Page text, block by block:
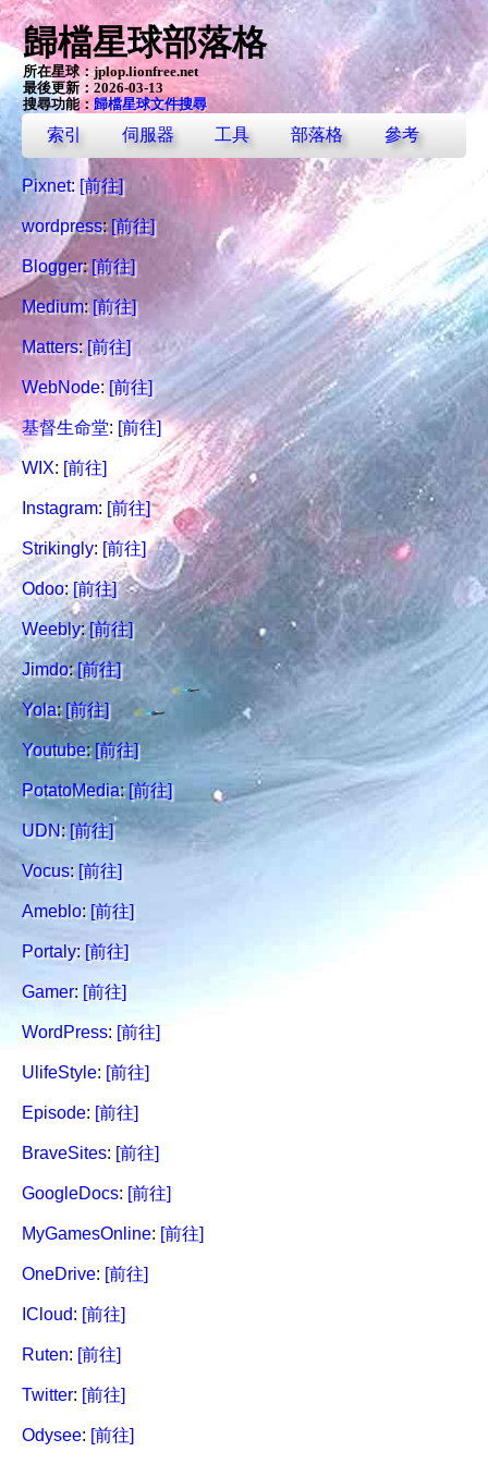
歸檔星球部落格
所在星球：jplop.lionfree.net
最後更新：2026-03-13
搜尋功能：歸檔星球文件搜尋
索引 伺服器 工具 部落格 參考
Pixnet: [前往]
wordpress: [前往]
Blogger: [前往]
Medium: [前往]
Matters:[前往]
WebNode: [前往]
基督生命堂: [前往]
WIX: [前往]
Instagram: [前往]
Strikingly: [前往]
Odoo:[前往]
Weebly:[前往]
Jimdo:[前往]
Yola: [前往]
Youtube: [前往]
PotatoMedia: [前往]
UDN: [前往]
Vocus: [前往]
Ameblo: [前往]
Portaly: [前往]
Gamer: [前往]
WordPress: [前往]
UlifeStyle: [前往]
Episode: [前往]
BraveSites: [前往]
GoogleDocs: [前往]
MyGamesOnline: [前往]
OneDrive: [前往]
ICloud: [前往]
Ruten: [前往]
Twitter: [前往]
Odysee: [前往]